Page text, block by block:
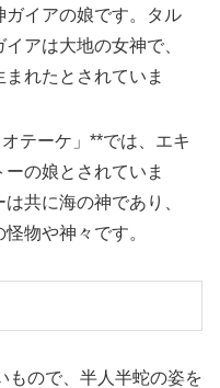
イアの娘です。タル
アは大地の女神で、
れたとされていま
テーケ」**では、エキ
の娘とされていま
共に海の神であり、
物や神々です。
もので、半人半蛇の姿を